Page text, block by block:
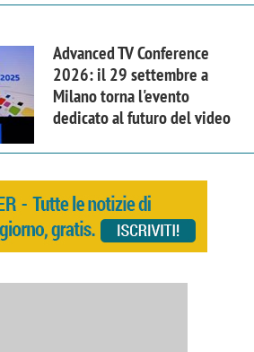
Advanced TV Conference
2026: il 29 settembre a
Milano torna l'evento
dedicato al futuro del video